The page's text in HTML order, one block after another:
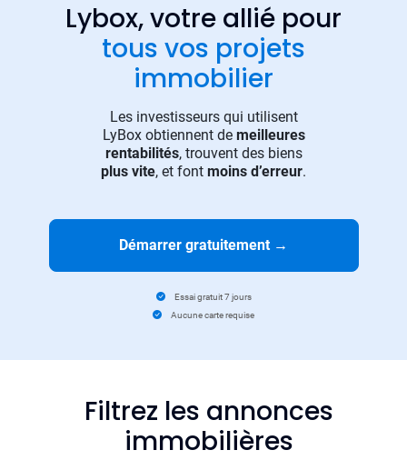
Lybox, votre allié pour
tous vos projets
immobilier
Les investisseurs qui utilisent
LyBox obtiennent de meilleures
rentabilités, trouvent des biens
plus vite, et font moins d’erreur.
Démarrer gratuitement →
Essai gratuit 7 jours
Aucune carte requise
Filtrez les annonces
immobilières